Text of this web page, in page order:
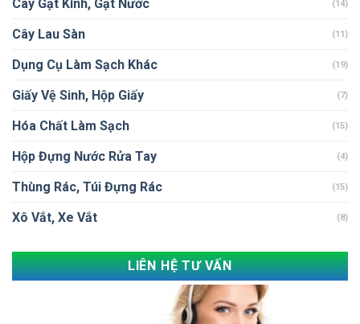
Cây Gạt Kính, Gạt Nước (14)
Cây Lau Sàn (11)
Dụng Cụ Làm Sạch Khác (19)
Giấy Vệ Sinh, Hộp Giấy (7)
Hóa Chất Làm Sạch (15)
Hộp Đựng Nước Rửa Tay (4)
Thùng Rác, Túi Đựng Rác (15)
Xô Vắt, Xe Vắt (8)
LIÊN HỆ TƯ VẤN